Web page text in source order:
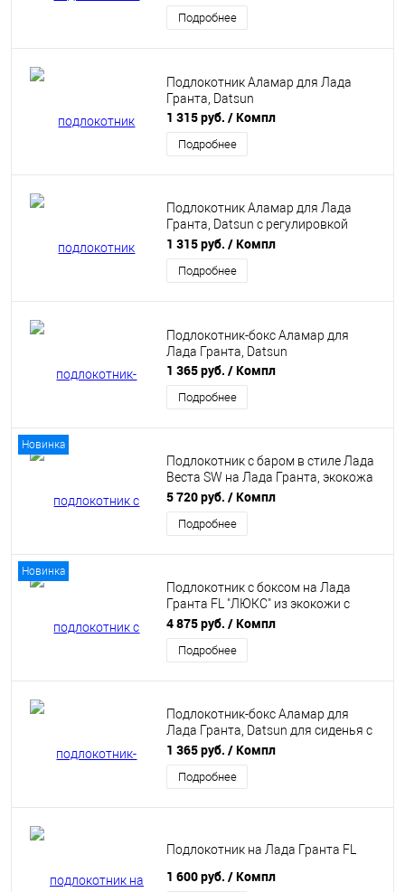
Подробнее
Подлокотник Аламар для Лада
Гранта, Datsun
1 315 руб. / Компл
Подробнее
Подлокотник Аламар для Лада
Гранта, Datsun с регулировкой
сидения
1 315 руб. / Компл
Подробнее
Подлокотник-бокс Аламар для
Лада Гранта, Datsun
1 365 руб. / Компл
Подробнее
Новинка
Подлокотник с баром в стиле Лада
Веста SW на Лада Гранта, экокожа
Аламар
5 720 руб. / Компл
Подробнее
Новинка
Подлокотник с боксом на Лада
Гранта FL "ЛЮКС" из экокожи с
двойной белой строчкой
4 875 руб. / Компл
Подробнее
Подлокотник-бокс Аламар для
Лада Гранта, Datsun для сиденья с
регулировкой по высоте
1 365 руб. / Компл
Подробнее
Подлокотник на Лада Гранта FL
1 600 руб. / Компл